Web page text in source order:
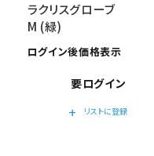
ラクリスグローブ
M (緑)
ログイン後価格表示
要ログイン
add
リストに登録